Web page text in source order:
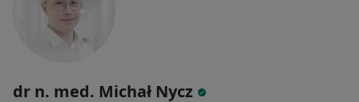
dr n. med. Michał Nycz